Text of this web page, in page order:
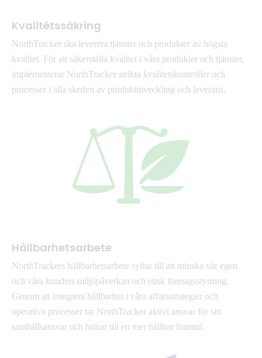
Kvalitétssäkring
NorthTracker ska leverera tjänster och produkter av högsta
kvalitet. För att säkerställa kvalitet i våra produkter och tjänster,
implementerar NorthTracker strikta kvalitetskontroller och
processer i alla skeden av produktutveckling och leverans.
Hållbarhetsarbete
NorthTrackers hållbarhetsarbete syftar till att minska vår egen
och våra kunders miljöpåverkan och etisk företagsstyrning.
Genom att integrera hållbarhet i våra affärsstrategier och
operativa processer tar NorthTracker aktivt ansvar för sitt
samhällsansvar och bidrar till en mer hållbar framtid.